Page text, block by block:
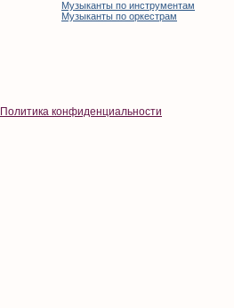
Музыканты по инструментам
Музыканты по оркестрам
Политика конфиденциальности